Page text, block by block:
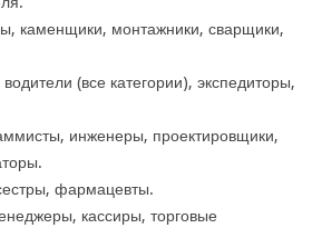
каменщики, монтажники, сварщики,
(все категории), экспедиторы,
инженеры, проектировщики,
фармацевты.
кассиры, торговые